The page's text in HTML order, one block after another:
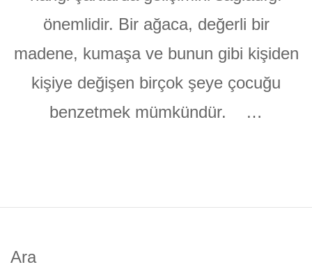
önemlidir. Bir ağaca, değerli bir
madene, kumaşa ve bunun gibi kişiden
kişiye değişen birçok şeye çocuğu
benzetmek mümkündür. …
Ara